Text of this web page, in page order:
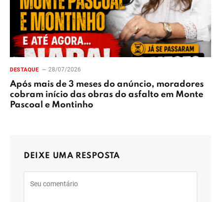
DESTAQUE 28/07/2026
Após mais de 3 meses do anúncio, moradores
cobram início das obras do asfalto em Monte
Pascoal e Montinho
DEIXE UMA RESPOSTA